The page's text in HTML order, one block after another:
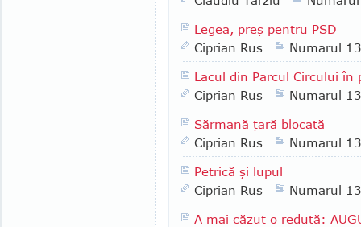
Legea, preş pentru PSD
Ciprian Rus
Numarul
Lacul din Parcul Circului în
Ciprian Rus
Numarul
Sărmană ţară blocată
Ciprian Rus
Numarul
Petrică şi lupul
Ciprian Rus
Numarul
A mai căzut o redută: